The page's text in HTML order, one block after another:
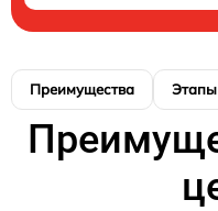
Преимущества